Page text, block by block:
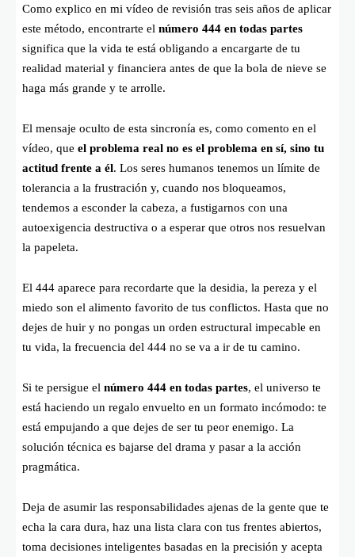
Como explico en mi vídeo de revisión tras seis años de aplicar
este método, encontrarte el número 444 en todas partes
significa que la vida te está obligando a encargarte de tu
realidad material y financiera antes de que la bola de nieve se
haga más grande y te arrolle.
El mensaje oculto de esta sincronía es, como comento en el
vídeo, que el problema real no es el problema en sí, sino tu
actitud frente a él. Los seres humanos tenemos un límite de
tolerancia a la frustración y, cuando nos bloqueamos,
tendemos a esconder la cabeza, a fustigarnos con una
autoexigencia destructiva o a esperar que otros nos resuelvan
la papeleta.
El 444 aparece para recordarte que la desidia, la pereza y el
miedo son el alimento favorito de tus conflictos. Hasta que no
dejes de huir y no pongas un orden estructural impecable en
tu vida, la frecuencia del 444 no se va a ir de tu camino.
Si te persigue el número 444 en todas partes, el universo te
está haciendo un regalo envuelto en un formato incómodo: te
está empujando a que dejes de ser tu peor enemigo. La
solución técnica es bajarse del drama y pasar a la acción
pragmática.
Deja de asumir las responsabilidades ajenas de la gente que te
echa la cara dura, haz una lista clara con tus frentes abiertos,
toma decisiones inteligentes basadas en la precisión y acepta